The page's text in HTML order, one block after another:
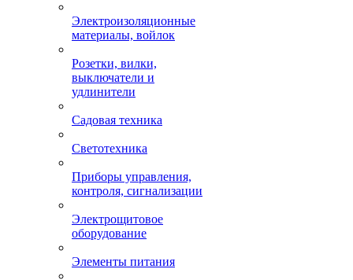
Электроизоляционные
материалы, войлок
Розетки, вилки,
выключатели и
удлинители
Садовая техника
Светотехника
Приборы управления,
контроля, сигнализации
Электрощитовое
оборудование
Элементы питания